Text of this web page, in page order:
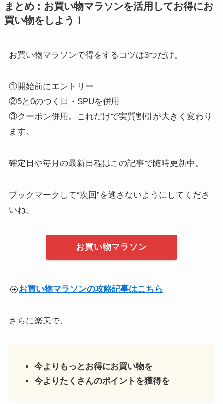
まとめ : お買い物マラソンを活用してお得にお
買い物をしよう！
お買い物マラソンで得をするコツは3つだけ。
①開始前にエントリー
②5と0のつく日・SPUを併用
③クーポン併用。これだけで実質割引が大きく変わり
ます。
確定日や毎月の最新日程はこの記事で随時更新中。
ブックマークして“次回”を逃さないようにしてくださ
いね。
お買い物マラソン
お買い物マラソンの攻略記事はこちら
さらに楽天で、
今よりもっとお得にお買い物を
今よりたくさんのポイントを獲得を